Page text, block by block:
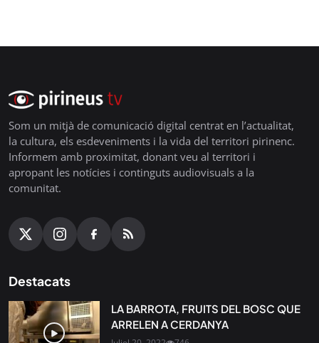
Som un mitjà de comunicació digital centrat en l’actualitat,
la cultura, els esdeveniments i la vida del territori pirinenc.
Informem amb proximitat, donant veu al territori i
apropant les notícies i continguts audiovisuals a la
comunitat.
Destacats
LA BARROTA, FRUITS DEL BOSC QUE
ARRELEN A CERDANYA